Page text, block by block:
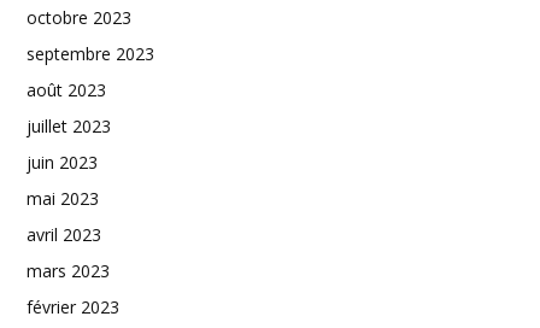
octobre 2023
septembre 2023
août 2023
juillet 2023
juin 2023
mai 2023
avril 2023
mars 2023
février 2023